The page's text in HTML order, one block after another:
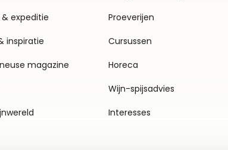
expeditie
inspiratie
magazine
Proeverijen
Cursussen
Horeca
Wijn-spijsadvies
Interesses